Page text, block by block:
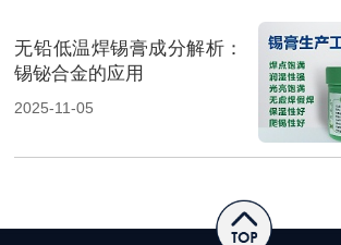
无铅低温焊锡膏成分解析：
锡铋合金的应用
2025-11-05